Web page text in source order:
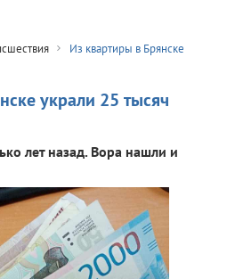
Из квартиры в Брянске
украли 25 тысяч
лет назад. Вора нашли и